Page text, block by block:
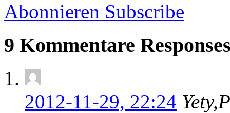
Abonnieren Subscribe
9 Kommentare
2012-11-29, 22:24